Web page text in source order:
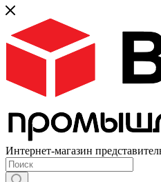
Интернет-магазин